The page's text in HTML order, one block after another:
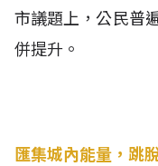
市議題上，公民普
併提升。
匯集城內能量，跳